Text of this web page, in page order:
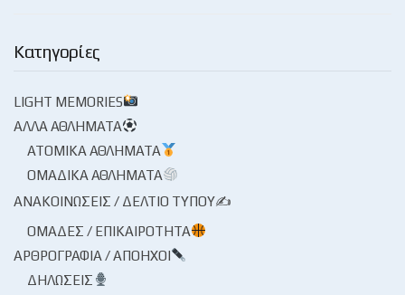
Κατηγορίες
LIGHT MEMORIES
ΆΛΛΑ ΑΘΛΉΜΑΤΑ
ΑΤΟΜΙΚΆ ΑΘΛΉΜΑΤΑ
ΟΜΑΔΙΚΆ ΑΘΛΉΜΑΤΑ
ΑΝΑΚΟΙΝΏΣΕΙΣ / ΔΕΛΤΊΟ ΤΎΠΟΥ✍
ΟΜΆΔΕΣ / ΕΠΙΚΑΙΡΌΤΗΤΑ
ΑΡΘΡΟΓΡΑΦΊΑ / ΑΠΌΗΧΟΙ
ΔΗΛΏΣΕΙΣ